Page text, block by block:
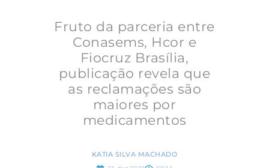
Fruto da parceria entre
Conasems, Hcor e
Fiocruz Brasília,
publicação revela que
as reclamações são
maiores por
medicamentos
KATIA SILVA MACHADO